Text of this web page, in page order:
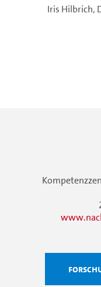
Iris Hilbrich,